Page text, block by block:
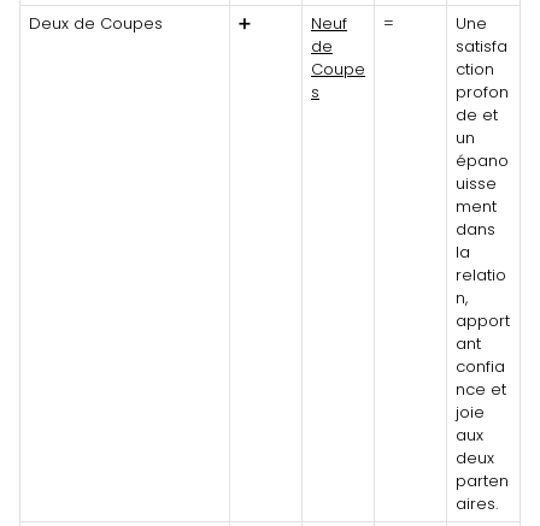
Deux de Coupes
➕
Neuf
de
Coupe
s
=
Une
satisfa
ction
profon
de et
un
épano
uisse
ment
dans
la
relatio
n,
apport
ant
confia
nce et
joie
aux
deux
parten
aires.